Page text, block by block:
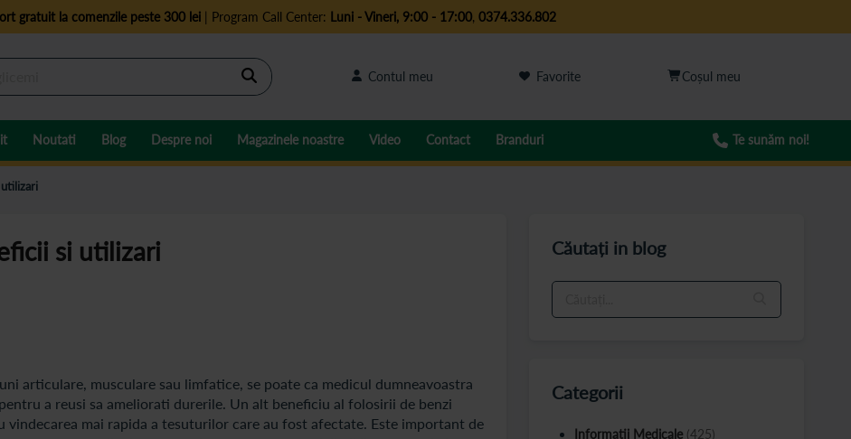
gratuit la comenzile peste 300 lei| Program Call Center: Luni - Vineri, 9:00 - 17:00, 0374.336.802
Cautare Contul meu Favorite
Noutati Blog Despre noi Magazinele noastre Video Contact Branduri Te sunăm noi!
si utilizari
articulare, musculare sau limfatice, se poate ca medicul dumneavoastra
a reusi sa ameliorati durerile. Un alt beneficiu al folosirii de benzi
vindecarea mai rapida a tesuturilor care au fost afectate. Este important de
Căutați in blog
Categorii
Informatii Medicale (425)